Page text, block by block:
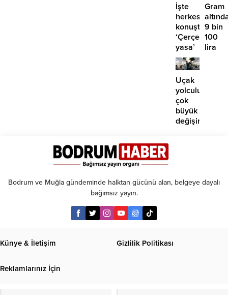
İşte
herkesin
konuştuğu
‘Çerçeve
yasa’
kanun
teklifi
Gram
9 bin
100
lira
Uçak
çok
büyük
değişim:
Bodrum ve Muğla gündeminde halktan gücünü alan, belgeye dayalı
bağımsız yayın.
Künye & İletişim Gizlilik Politikası
Reklamlarınız İçin